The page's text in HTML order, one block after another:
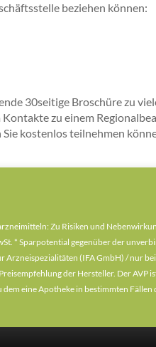
beziehen können:
30seitige Broschüre zu
zu einem
kostenlos teilnehmen
Zu Risiken und
* Sparpotential gegenüber der
Arzneispezialitäten (IFA GmbH) / nur
der Hersteller. Der AVP
eine Apotheke in bestimmten Fällen